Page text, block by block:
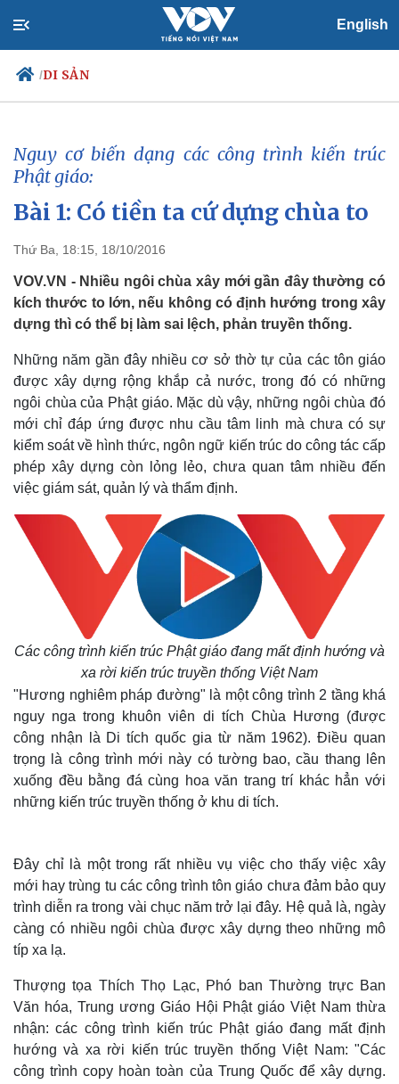
English
/DI SẢN
Chính trị
Tổ chức nhân sự
Nhận diện sự thật
Xã hội
Dự báo thời tiết
Giáo dục
Biển đảo
Nguy cơ biến dạng các công trình kiến trúc
Phật giáo:
Bài 1: Có tiền ta cứ dựng chùa to​
Thứ Ba, 18:15, 18/10/2016
VOV.VN - Nhiều ngôi chùa xây mới gần đây thường có
kích thước to lớn, nếu không có định hướng trong xây
dựng thì có thể bị làm sai lệch, phản truyền thống.
Những năm gần đây nhiều cơ sở thờ tự của các tôn giáo
được xây dựng rộng khắp cả nước, trong đó có những
ngôi chùa của Phật giáo. Mặc dù vậy, những ngôi chùa đó
mới chỉ đáp ứng được nhu cầu tâm linh mà chưa có sự
kiểm soát về hình thức, ngôn ngữ kiến trúc do công tác cấp
phép xây dựng còn lỏng lẻo, chưa quan tâm nhiều đến
việc giám sát, quản lý và thẩm định.
Các công trình kiến trúc Phật giáo đang mất định hướng và
xa rời kiến trúc truyền thống Việt Nam
"Hương nghiêm pháp đường" là một công trình 2 tầng khá
nguy nga trong khuôn viên di tích Chùa Hương (được
công nhận là Di tích quốc gia từ năm 1962).Điều quan
trọng là công trình mới này có tường bao, cầu thang lên
xuống đều bằng đá cùng hoa văn trang trí khác hẳn với
những kiến trúc truyền thống ở khu di tích.
Đây chỉ là một trong rất nhiều vụ việc cho thấy việc xây
mới hay trùng tu các công trình tôn giáo chưa đảm bảo quy
trình diễn ra trong vài chục năm trở lại đây. Hệ quả là, ngày
càng có nhiều ngôi chùa được xây dựng theo những mô
típ xa lạ.
Thượng tọa Thích Thọ Lạc, Phó ban Thường trực Ban
Văn hóa, Trung ương Giáo Hội Phật giáo Việt Nam thừa
nhận: các công trình kiến trúc Phật giáo đang mất định
hướng và xa rời kiến trúc truyền thống Việt Nam: "Các
công trình copy hoàn toàn của Trung Quốc để xây dựng.